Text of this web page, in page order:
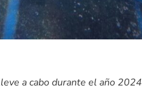
a cabo durante el año 2024